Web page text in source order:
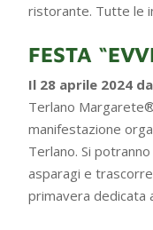
ristorante. Tutte le
FESTA
Il 28 aprile 2024
Terlano
manifestazione
Terlano. Si
asparagi e
primavera dedicata